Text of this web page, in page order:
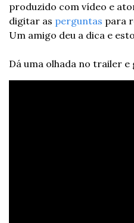
produzido com vídeo e
digitar as perguntas para
Um amigo deu a dica e
Dá uma olhada no trailer e